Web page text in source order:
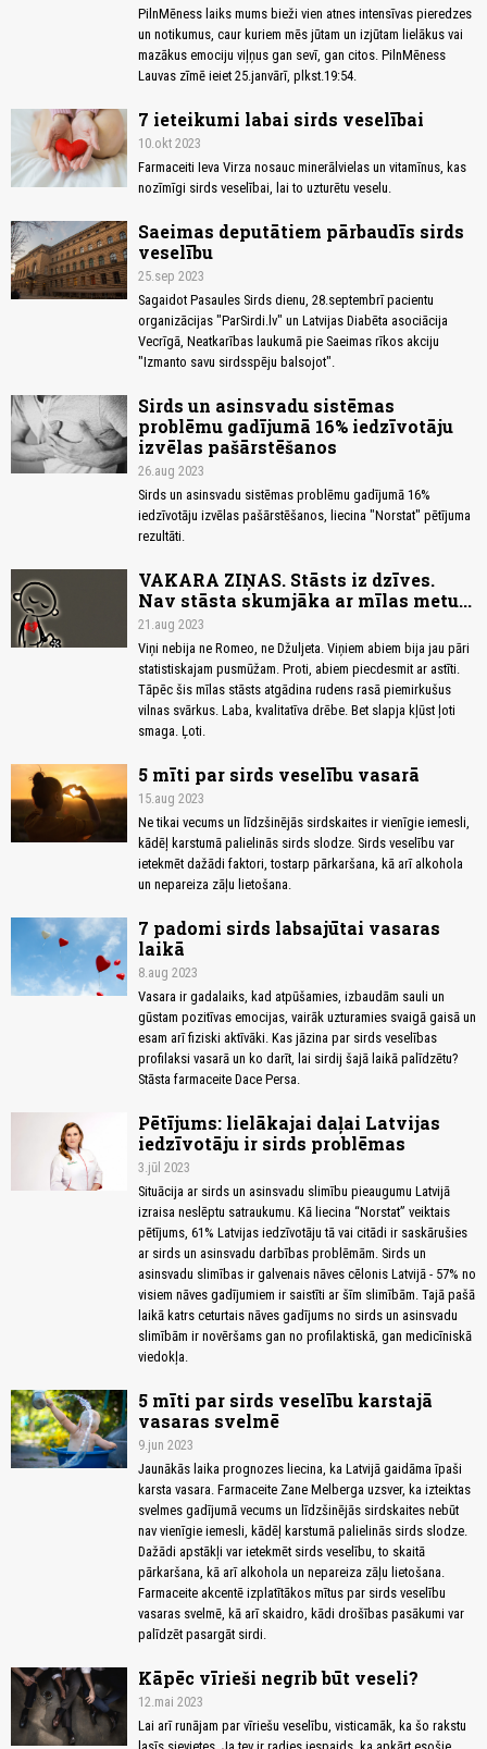
PilnMēness laiks mums bieži vien atnes intensīvas pieredzes
un notikumus, caur kuriem mēs jūtam un izjūtam lielākus vai
mazākus emociju viļņus gan sevī, gan citos. PilnMēness
Lauvas zīmē ieiet 25.janvārī, plkst.19:54.
7 ieteikumi labai sirds veselībai
10.okt 2023
Farmaceiti Ieva Virza nosauc minerālvielas un vitamīnus, kas
nozīmīgi sirds veselībai, lai to uzturētu veselu.
Saeimas deputātiem pārbaudīs sirds
veselību
25.sep 2023
Sagaidot Pasaules Sirds dienu, 28.septembrī pacientu
organizācijas "ParSirdi.lv" un Latvijas Diabēta asociācija
Vecrīgā, Neatkarības laukumā pie Saeimas rīkos akciju
"Izmanto savu sirdsspēju balsojot".
Sirds un asinsvadu sistēmas
problēmu gadījumā 16% iedzīvotāju
izvēlas pašārstēšanos
26.aug 2023
Sirds un asinsvadu sistēmas problēmu gadījumā 16%
iedzīvotāju izvēlas pašārstēšanos, liecina "Norstat" pētījuma
rezultāti.
VAKARA ZIŅAS. Stāsts iz dzīves.
Nav stāsta skumjāka ar mīlas metu...
21.aug 2023
Viņi nebija ne Romeo, ne Džuljeta. Viņiem abiem bija jau pāri
statistiskajam pusmūžam. Proti, abiem piecdesmit ar astīti.
Tāpēc šis mīlas stāsts atgādina rudens rasā piemirkušus
vilnas svārkus. Laba, kvalitatīva drēbe. Bet slapja kļūst ļoti
smaga. Ļoti.
5 mīti par sirds veselību vasarā
15.aug 2023
Ne tikai vecums un līdzšinējās sirdskaites ir vienīgie iemesli,
kādēļ karstumā palielinās sirds slodze. Sirds veselību var
ietekmēt dažādi faktori, tostarp pārkaršana, kā arī alkohola
un nepareiza zāļu lietošana.
7 padomi sirds labsajūtai vasaras
laikā
8.aug 2023
Vasara ir gadalaiks, kad atpūšamies, izbaudām sauli un
gūstam pozitīvas emocijas, vairāk uzturamies svaigā gaisā un
esam arī fiziski aktīvāki. Kas jāzina par sirds veselības
profilaksi vasarā un ko darīt, lai sirdij šajā laikā palīdzētu?
Stāsta farmaceite Dace Persa.
Pētījums: lielākajai daļai Latvijas
iedzīvotāju ir sirds problēmas
3.jūl 2023
Situācija ar sirds un asinsvadu slimību pieaugumu Latvijā
izraisa neslēptu satraukumu. Kā liecina “Norstat” veiktais
pētījums, 61% Latvijas iedzīvotāju tā vai citādi ir saskārušies
ar sirds un asinsvadu darbības problēmām. Sirds un
asinsvadu slimības ir galvenais nāves cēlonis Latvijā - 57% no
visiem nāves gadījumiem ir saistīti ar šīm slimībām. Tajā pašā
laikā katrs ceturtais nāves gadījums no sirds un asinsvadu
slimībām ir novēršams gan no profilaktiskā, gan medicīniskā
viedokļa.
5 mīti par sirds veselību karstajā
vasaras svelmē
9.jun 2023
Jaunākās laika prognozes liecina, ka Latvijā gaidāma īpaši
karsta vasara. Farmaceite Zane Melberga uzsver, ka izteiktas
svelmes gadījumā vecums un līdzšinējās sirdskaites nebūt
nav vienīgie iemesli, kādēļ karstumā palielinās sirds slodze.
Dažādi apstākļi var ietekmēt sirds veselību, to skaitā
pārkaršana, kā arī alkohola un nepareiza zāļu lietošana.
Farmaceite akcentē izplatītākos mītus par sirds veselību
vasaras svelmē, kā arī skaidro, kādi drošības pasākumi var
palīdzēt pasargāt sirdi.
Kāpēc vīrieši negrib būt veseli?
12.mai 2023
Lai arī runājam par vīriešu veselību, visticamāk, ka šo rakstu